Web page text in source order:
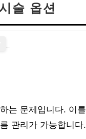
술 옵션
는 문제입니다. 이
관리가 가능합니다.